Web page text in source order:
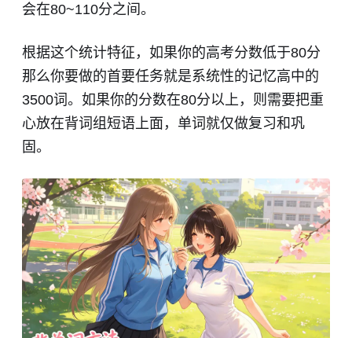
会在80~110分之间。
根据这个统计特征，如果你的高考分数低于80分
那么你要做的首要任务就是系统性的记忆高中的
3500词。如果你的分数在80分以上，则需要把重
心放在背词组短语上面，单词就仅做复习和巩
固。